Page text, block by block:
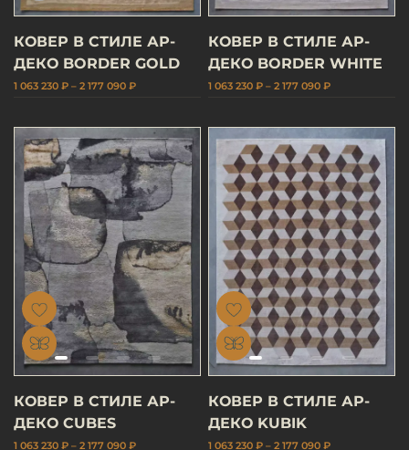
КОВЕР В СТИЛЕ АР-
ДЕКО BORDER GOLD
1 063 230 ₽ – 2 177 090 ₽
КОВЕР В СТИЛЕ АР-
ДЕКО BORDER WHITE
1 063 230 ₽ – 2 177 090 ₽
КОВЕР В СТИЛЕ АР-
ДЕКО CUBES
1 063 230 ₽ – 2 177 090 ₽
КОВЕР В СТИЛЕ АР-
ДЕКО KUBIK
1 063 230 ₽ – 2 177 090 ₽